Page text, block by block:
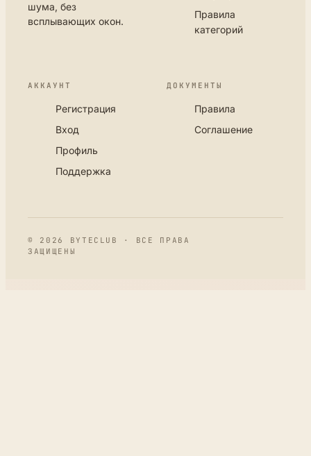
шума, без
всплывающих окон.
Правила
категорий
АККАУНТ
Регистрация
Вход
Профиль
Поддержка
ДОКУМЕНТЫ
Правила
Соглашение
© 2026 BYTECLUB · ВСЕ ПРАВА
ЗАЩИЩЕНЫ